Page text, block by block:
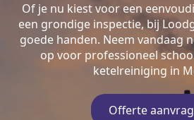
Of je nu kiest voor een
een grondige inspectie, bij
goede handen. Neem vandaag
op voor professioneel
ketelreiniging in
Offerte